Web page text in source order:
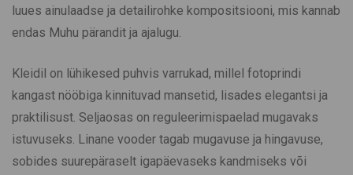
luues ainulaadse ja detailirohke kompositsiooni, mis kannab
endas Muhu pärandit ja ajalugu.
Kleidil on lühikesed puhvis varrukad, millel fotoprindi
kangast nööbiga kinnituvad mansetid, lisades elegantsi ja
praktilisust. Seljaosas on reguleerimispaelad mugavaks
istuvuseks. Linane vooder tagab mugavuse ja hingavuse,
sobides suurepäraselt igapäevaseks kandmiseks või